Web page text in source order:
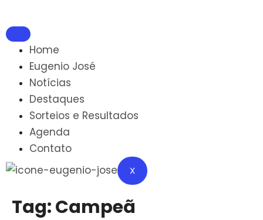
Home
Eugenio José
Notícias
Destaques
Sorteios e Resultados
Agenda
Contato
X
Tag:Campeã